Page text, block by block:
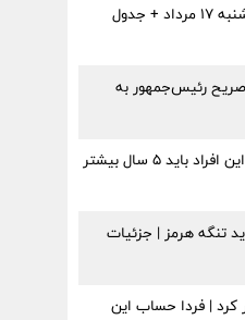
جزئیات ثبت‌نام کوییک S سایپا از شنبه ۱۷ مرداد + جدول
رئیس‌جمهور به
شرط جدید بازنشستگی اجرایی شد؛ این افراد باید ۵ سال بیشتر
تنگه هرمز | جزئیات
مرداد ۱۴۰۵ تغییر کرد | فردا حساب این